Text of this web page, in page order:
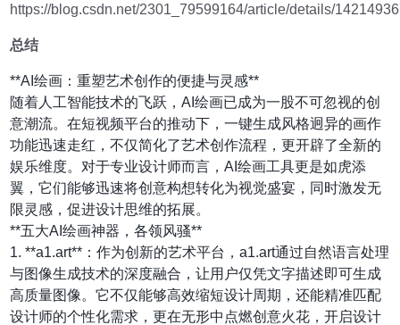
https://blog.csdn.net/2301_79599164/article/details/
总结
**AI绘画：重塑艺术创作的便捷与灵感**
随着人工智能技术的飞跃，AI绘画已成为一股不可忽视的创
意潮流。在短视频平台的推动下，一键生成风格迥异的画作
功能迅速走红，不仅简化了艺术创作流程，更开辟了全新的
娱乐维度。对于专业设计师而言，AI绘画工具更是如虎添
翼，它们能够迅速将创意构想转化为视觉盛宴，同时激发无
限灵感，促进设计思维的拓展。
**五大AI绘画神器，各领风骚**
1. **a1.art**：作为创新的艺术平台，a1.art通过自然语言处理
与图像生成技术的深度融合，让用户仅凭文字描述即可生成
高质量图像。它不仅能够高效缩短设计周期，还能精准匹配
设计师的个性化需求，更在无形中点燃创意火花，开启设计